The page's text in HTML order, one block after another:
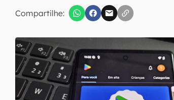
Compartilhe:
Confirmo que li, aceito e concordo com